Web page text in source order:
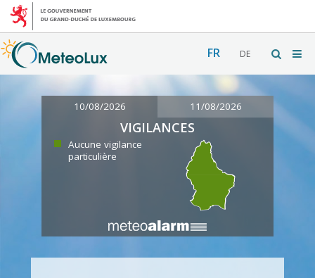
FR DE
10/08/2026 11/08/2026
VIGILANCES
Aucune vigilance
particulière